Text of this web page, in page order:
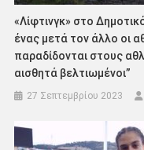
«Λίφτινγκ» στο
ένας μετά τον άλλο οι
παραδίδονται στους
αισθητά βελτιωμένοι”
27 Σεπτεμβρίου 2023